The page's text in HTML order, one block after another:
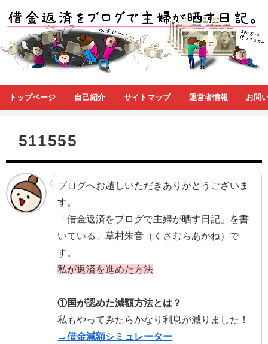
トップページ 自己紹介 サイトマップ 運営者情報 お問
511555
ブログへお越しいただきありがとうございま
す。
「借金返済をブログで主婦が晒す日記」を書
いている、草村朱音（くさむらあかね）で
す。
私が返済を進めた方法
①国が認めた減額方法とは？
私もやってみたらかなり利息が減りました！
→借金減額シミュレーター